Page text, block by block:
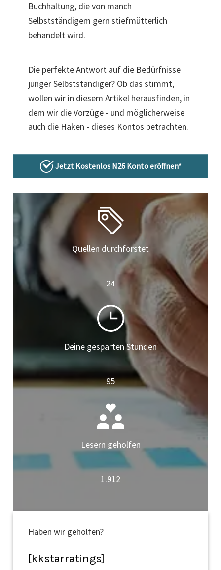
Buchhaltung, die von manch
Selbstständigem gern stiefmütterlich
behandelt wird.
Die perfekte Antwort auf die Bedürfnisse
junger Selbstständiger? Ob das stimmt,
wollen wir in diesem Artikel herausfinden, in
dem wir die Vorzüge - und möglicherweise
auch die Haken - dieses Kontos betrachten.
Jetzt Kostenlos N26 Konto eröffnen*
Quellen durchforstet
24
Deine gesparten Stunden
95
Lesern geholfen
1.912
Haben wir geholfen?
[kkstarratings]